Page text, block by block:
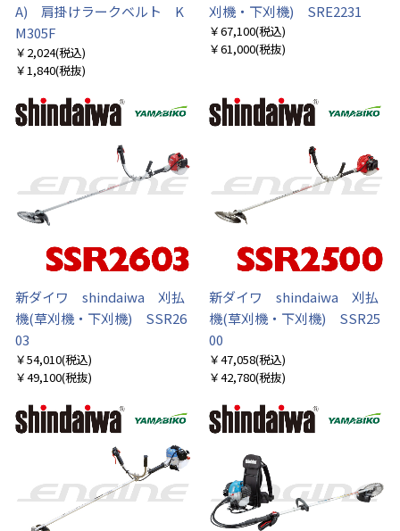
A) 肩掛けラークベルト K
M305F
￥2,024(税込)
￥1,840(税抜)
刈機・下刈機) SRE2231
￥67,100(税込)
￥61,000(税抜)
新ダイワ shindaiwa 刈払
機(草刈機・下刈機) SSR26
03
￥54,010(税込)
￥49,100(税抜)
新ダイワ shindaiwa 刈払
機(草刈機・下刈機) SSR25
00
￥47,058(税込)
￥42,780(税抜)
お買い物を続ける カートへ進む